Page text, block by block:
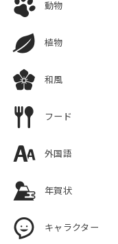
動物
植物
和風
フード
外国語
年賀状
キャラクター